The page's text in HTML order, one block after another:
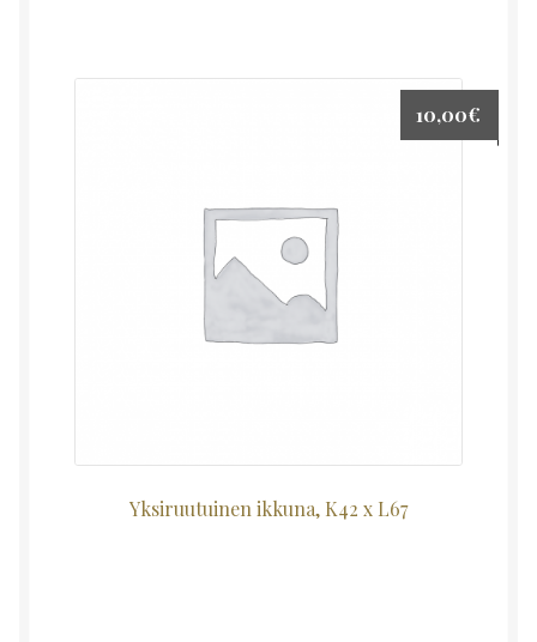
Yksiruutuinen ikkuna, K42 x L67
10,00€